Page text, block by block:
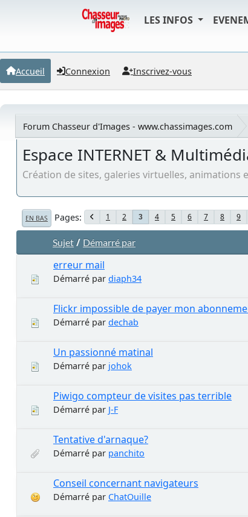
LES INFOS
Accueil Connexion Inscrivez-vous
Forum Chasseur d'Images - www.chassimages.com
Espace INTERNET &
Création de sites, galeries virtuelles, animations
EN BAS Pages 1 2 3 4 5 6 7 8 9
Sujet / Démarré par
erreur mail
Démarré par diaph34
Flickr impossible de payer mon
Démarré par dechab
Un passionné matinal
Démarré par johok
Piwigo compteur de visites pas terrible
Démarré par J-F
Tentative d'arnaque?
Démarré par panchito
Conseil concernant navigateurs
Démarré par ChatOuille